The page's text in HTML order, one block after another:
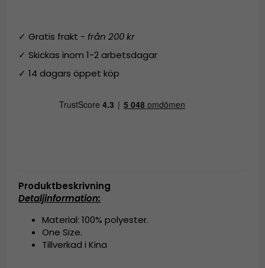
✓ Gratis frakt -från 200 kr
✓ Skickas inom 1-2 arbetsdagar
✓ 14 dagars öppet köp
Produktbeskrivning
Detaljinformation:
Material: 100% polyester.
One Size.
Tillverkad i Kina